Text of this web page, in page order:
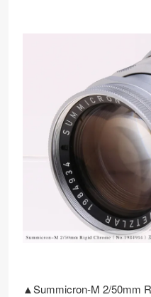
▲Summicron-M 2/50mm